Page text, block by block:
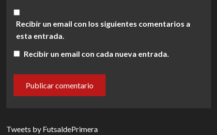
Recibir un email con los siguientes comentarios a
esta entrada.
Recibir un email con cada nueva entrada.
Tweets by FutsaldePrimera